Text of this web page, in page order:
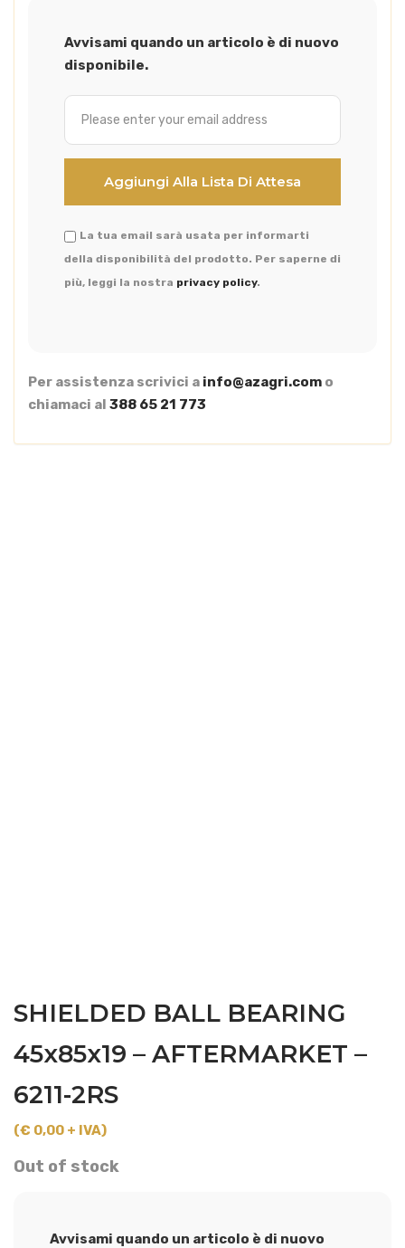
Avvisami quando un articolo è di nuovo
disponibile.
La tua email sarà usata per informarti
della disponibilità del prodotto. Per saperne di
più, leggi la nostra privacy policy.
Per assistenza scrivici a info@azagri.com o
chiamaci al 388 65 21 773
SHIELDED BALL BEARING
45x85x19 – AFTERMARKET –
6211-2RS
(€ 0,00 + IVA)
Out of stock
Avvisami quando un articolo è di nuovo